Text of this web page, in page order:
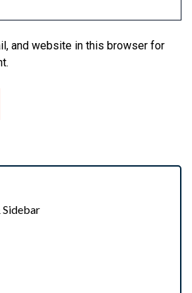
and website in this browser for